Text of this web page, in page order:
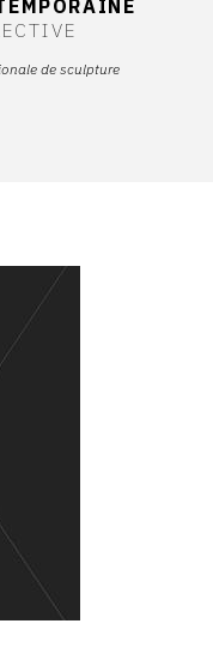
de sculpture